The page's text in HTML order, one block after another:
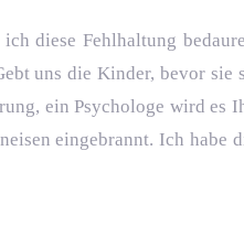
diese Fehlhaltung
uns die Kinder, bevor sie
ein Psychologe wird
eingebrannt. Ich habe